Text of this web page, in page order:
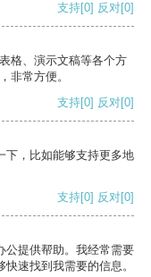
支持[0] 反对[0]
格、演示文稿等各个方
非常方便。
支持[0] 反对[0]
下，比如能够支持更多地
支持[0] 反对[0]
公提供帮助。我经常需要
速找到我需要的信息。